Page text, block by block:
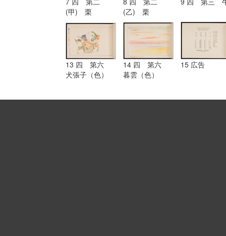
(甲) 栗
(乙) 栗
13 四 第六
犬張子（色）
14 四 第六
暮雲（色）
15 広告